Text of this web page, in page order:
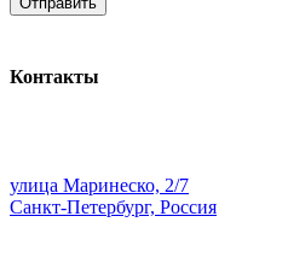
Контакты
улица Маринеско, 2/7
Санкт-Петербург, Россия